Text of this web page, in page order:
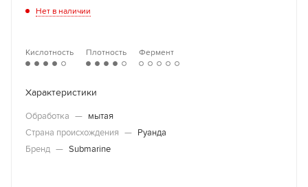
Нет в наличии
Кислотность Плотность Фермент
Характеристики
Обработка — мытая
Страна происхождения — Руанда
Бренд — Submarine